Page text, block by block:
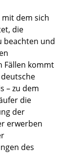
mit dem sich
die
beachten und
Fällen kommt
– zu dem
die
der
erwerben
des